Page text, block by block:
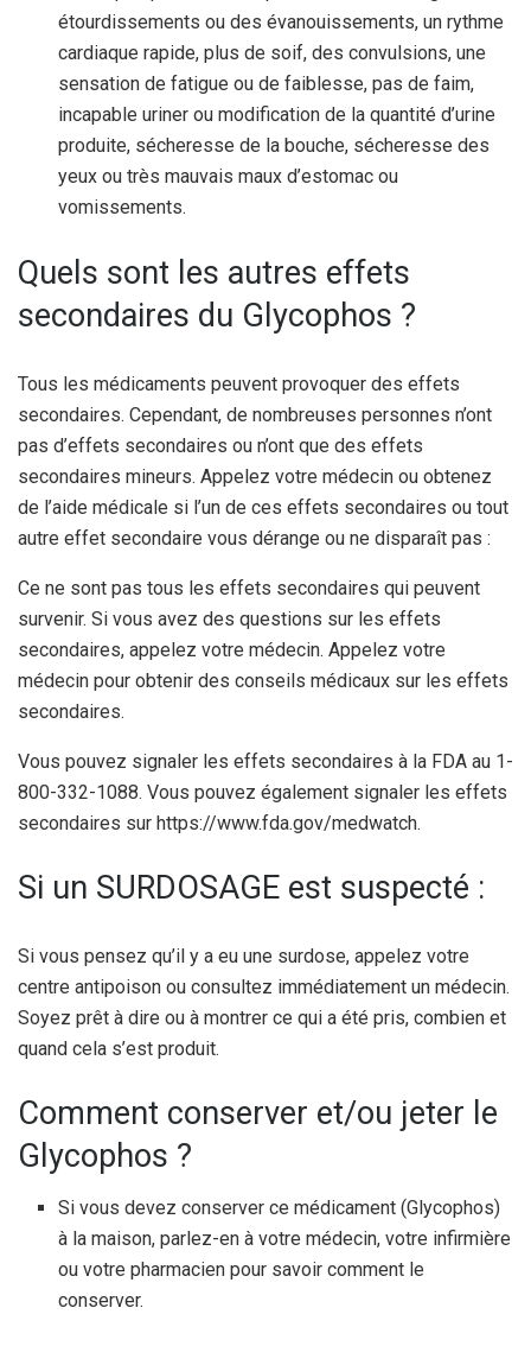
étourdissements ou des évanouissements, un rythme
cardiaque rapide, plus de soif, des convulsions, une
sensation de fatigue ou de faiblesse, pas de faim,
incapable uriner ou modification de la quantité d’urine
produite, sécheresse de la bouche, sécheresse des
yeux ou très mauvais maux d’estomac ou
vomissements.
Quels sont les autres effets
secondaires du Glycophos ?
Tous les médicaments peuvent provoquer des effets
secondaires. Cependant, de nombreuses personnes n’ont
pas d’effets secondaires ou n’ont que des effets
secondaires mineurs. Appelez votre médecin ou obtenez
de l’aide médicale si l’un de ces effets secondaires ou tout
autre effet secondaire vous dérange ou ne disparaît pas :
Ce ne sont pas tous les effets secondaires qui peuvent
survenir. Si vous avez des questions sur les effets
secondaires, appelez votre médecin. Appelez votre
médecin pour obtenir des conseils médicaux sur les effets
secondaires.
Vous pouvez signaler les effets secondaires à la FDA au 1-
800-332-1088. Vous pouvez également signaler les effets
secondaires sur https://www.fda.gov/medwatch.
Si un SURDOSAGE est suspecté :
Si vous pensez qu’il y a eu une surdose, appelez votre
centre antipoison ou consultez immédiatement un médecin.
Soyez prêt à dire ou à montrer ce qui a été pris, combien et
quand cela s’est produit.
Comment conserver et/ou jeter le
Glycophos ?
Si vous devez conserver ce médicament (Glycophos)
à la maison, parlez-en à votre médecin, votre infirmière
ou votre pharmacien pour savoir comment le
conserver.